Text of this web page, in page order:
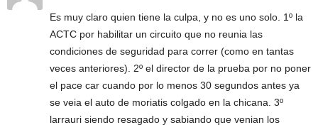
Es muy claro quien tiene la culpa, y no es uno solo. 1º la
ACTC por habilitar un circuito que no reunia las
condiciones de seguridad para correr (como en tantas
veces anteriores). 2º el director de la prueba por no poner
el pace car cuando por lo menos 30 segundos antes ya
se veia el auto de moriatis colgado en la chicana. 3º
larrauri siendo resagado y sabiando que venian los